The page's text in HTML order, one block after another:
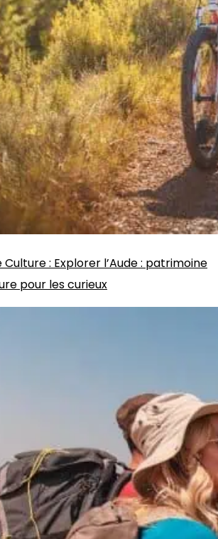
Culture: Explorer l’Aude : patrimoine
pour les curieux